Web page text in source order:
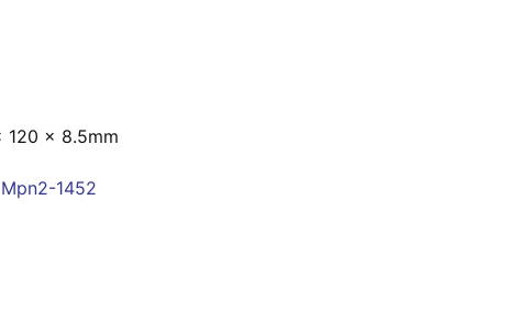
120 x 8.5mm